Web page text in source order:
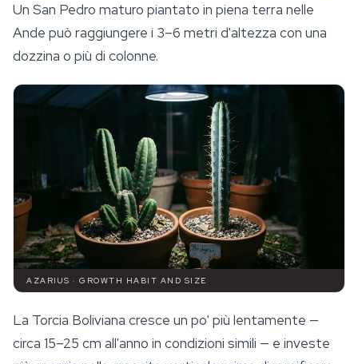
Un San Pedro maturo piantato in piena terra nelle
Ande può raggiungere i 3–6 metri d'altezza con una
dozzina o più di colonne.
AZARIUS · GROWTH HABIT AND SIZE
La Torcia Boliviana cresce un po' più lentamente —
circa 15–25 cm all'anno in condizioni simili — e investe